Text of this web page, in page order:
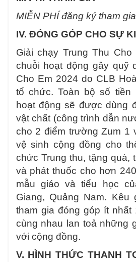
MIỄN PHÍ đăng ký tham
IV. ĐÓNG GÓP CHO SỰ
Giải chạy Trung Thu Cho
chuỗi hoạt động gây quỹ
Cho Em 2024 do CLB
tổ chức. Toàn bộ số tiền
hoạt động sẽ được dùng
vật chất (công trình dẫn
cho 2 điểm trường Zum 1
vệ sinh cộng đồng cho
chức Trung thu, tặng quà,
và phát thuốc cho hơn
mẫu giáo và tiểu học
Giang, Quảng Nam. Kêu
tham gia đóng góp ít nhất
cùng nhau lan toả những
với cộng đồng.
V. HÌNH THỨC THANH